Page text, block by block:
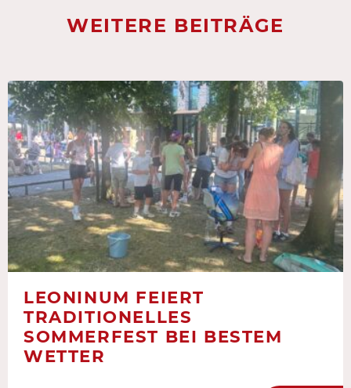
WEITERE BEITRÄGE
LEONINUM FEIERT
TRADITIONELLES
SOMMERFEST BEI BESTEM
WETTER